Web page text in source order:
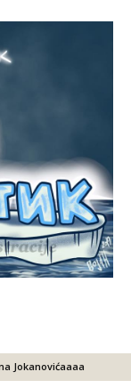
Jokanovićaaaa